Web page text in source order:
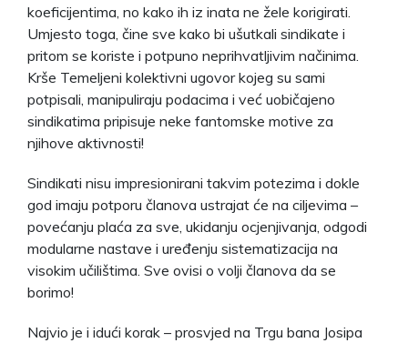
koeficijentima, no kako ih iz inata ne žele korigirati.
Umjesto toga, čine sve kako bi ušutkali sindikate i
pritom se koriste i potpuno neprihvatljivim načinima.
Krše Temeljeni kolektivni ugovor kojeg su sami
potpisali, manipuliraju podacima i već uobičajeno
sindikatima pripisuje neke fantomske motive za
njihove aktivnosti!
Sindikati nisu impresionirani takvim potezima i dokle
god imaju potporu članova ustrajat će na ciljevima –
povećanju plaća za sve, ukidanju ocjenjivanja, odgodi
modularne nastave i uređenju sistematizacija na
visokim učilištima. Sve ovisi o volji članova da se
borimo!
Najvio je i idući korak – prosvjed na Trgu bana Josipa